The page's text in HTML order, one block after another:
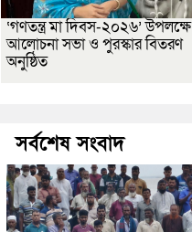
‘গণতন্ত্র মা দিবস-২০২৬’ উপলক্ষে
আলোচনা সভা ও পুরস্কার বিতরণ
অনুষ্ঠিত
সর্বশেষ সংবাদ